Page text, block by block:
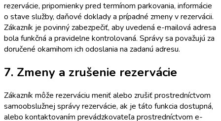
rezervácie, pripomienky pred termínom parkovania, informácie
o stave služby, daňové doklady a prípadné zmeny v rezervácii.
Zákazník je povinný zabezpečiť, aby uvedená e-mailová adresa
bola funkčná a pravidelne kontrolovaná. Správy sa považujú za
doručené okamihom ich odoslania na zadanú adresu.
7. Zmeny a zrušenie rezervácie
Zákazník môže rezerváciu meniť alebo zrušiť prostredníctvom
samoobslužnej správy rezervácie, ak je táto funkcia dostupná,
alebo kontaktovaním prevádzkovateľa prostredníctvom e-